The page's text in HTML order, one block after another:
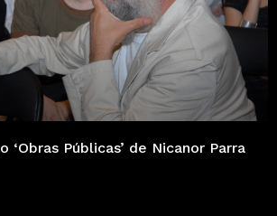
‘Obras Públicas’ de Nicanor Parra